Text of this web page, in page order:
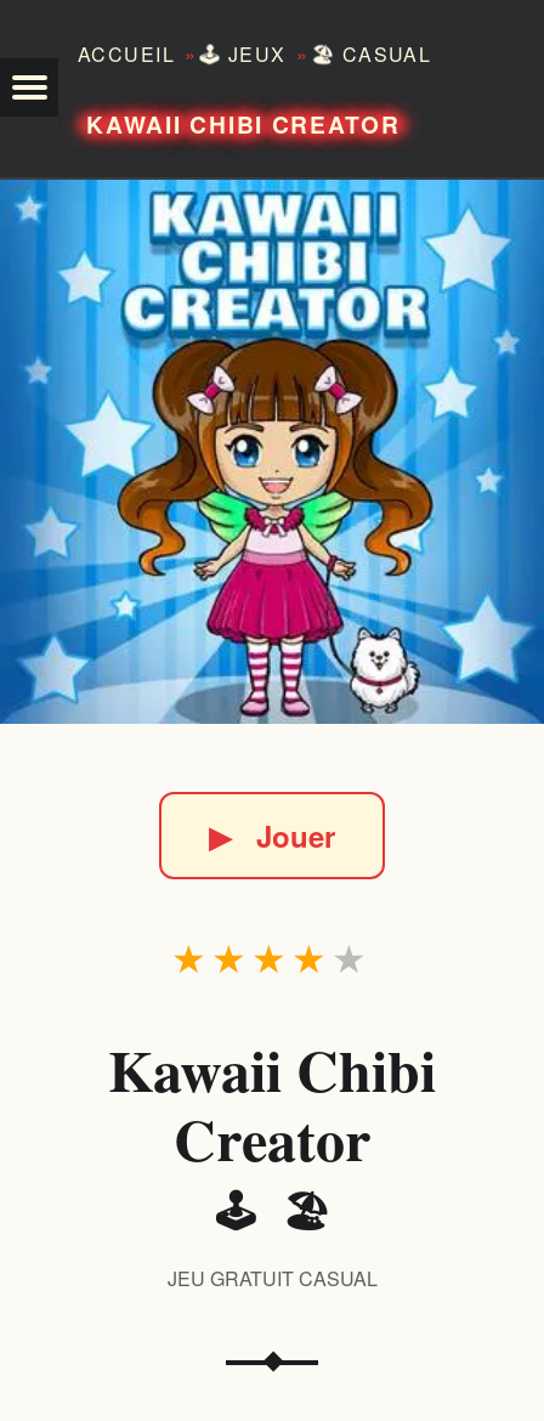
ACCUEIL »🕹️ JEUX » 🏖️ CASUAL
KAWAII CHIBI CREATOR
▶Jouer
★
★
★
★
★
Kawaii Chibi
Creator
🕹️ 🏖️
JEU GRATUIT CASUAL